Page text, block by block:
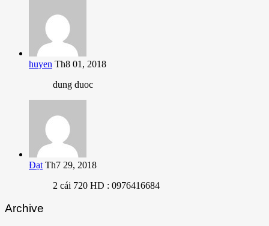
huyen Th8 01, 2018
dung duoc
Đạt Th7 29, 2018
2 cái 720 HD : 0976416684
Archive